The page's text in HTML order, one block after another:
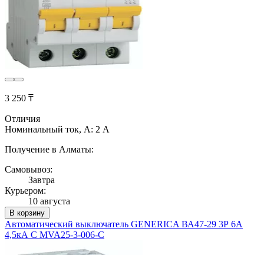
3 250 ₸
Отличия
Номинальный ток, А: 2 А
Получение в Алматы:
Самовывоз:
Завтра
Курьером:
10 августа
В корзину
Автоматический выключатель GENERICA ВА47-29 3Р 6А
4,5кА С MVA25-3-006-C